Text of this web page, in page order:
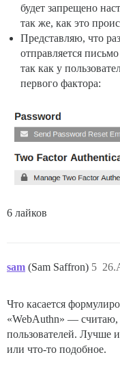
будет запрещено
так же, как это
Представляю, что
отправляется
так как у
первого фактора:
6 лайков
sam (Sam Saffron) 5
Что касается
«WebAuthn» — считаю,
пользователей. Лучше
или что-то подобное.